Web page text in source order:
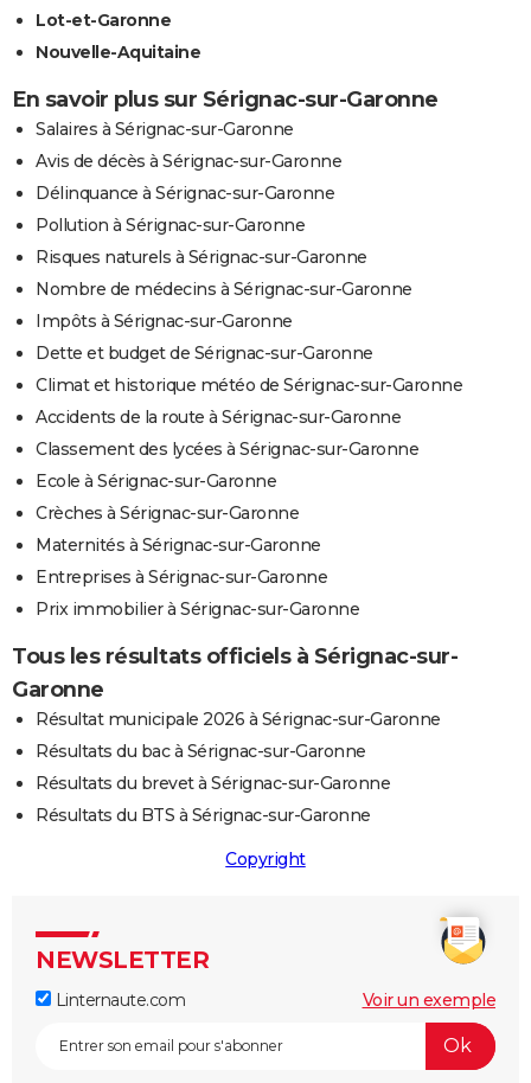
Lot-et-Garonne
Nouvelle-Aquitaine
En savoir plus sur Sérignac-sur-Garonne
Salaires à Sérignac-sur-Garonne
Avis de décès à Sérignac-sur-Garonne
Délinquance à Sérignac-sur-Garonne
Pollution à Sérignac-sur-Garonne
Risques naturels à Sérignac-sur-Garonne
Nombre de médecins à Sérignac-sur-Garonne
Impôts à Sérignac-sur-Garonne
Dette et budget de Sérignac-sur-Garonne
Climat et historique météo de Sérignac-sur-Garonne
Accidents de la route à Sérignac-sur-Garonne
Classement des lycées à Sérignac-sur-Garonne
Ecole à Sérignac-sur-Garonne
Crèches à Sérignac-sur-Garonne
Maternités à Sérignac-sur-Garonne
Entreprises à Sérignac-sur-Garonne
Prix immobilier à Sérignac-sur-Garonne
Tous les résultats officiels à Sérignac-sur-
Garonne
Résultat municipale 2026 à Sérignac-sur-Garonne
Résultats du bac à Sérignac-sur-Garonne
Résultats du brevet à Sérignac-sur-Garonne
Résultats du BTS à Sérignac-sur-Garonne
Copyright
NEWSLETTER
Linternaute.com Voir un exemple